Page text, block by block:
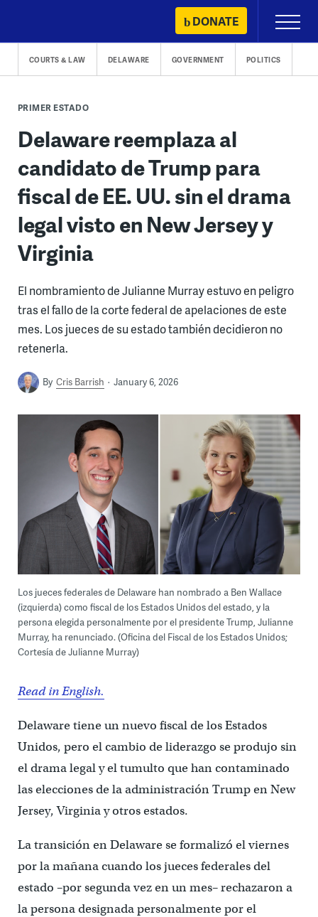
content
DONATE
Primary
Menu
COURTS & LAW DELAWARE GOVERNMENT POLITICS
PRIMER ESTADO
Delaware reemplaza al
candidato de Trump para
fiscal de EE. UU. sin el drama
legal visto en New Jersey y
Virginia
El nombramiento de Julianne Murray estuvo en peligro
tras el fallo de la corte federal de apelaciones de este
mes. Los jueces de su estado también decidieron no
retenerla.
By Cris Barrish January 6, 2026
Los jueces federales de Delaware han nombrado a Ben Wallace
(izquierda) como fiscal de los Estados Unidos del estado, y la
persona elegida personalmente por el presidente Trump, Julianne
Murray, ha renunciado. (Oficina del Fiscal de los Estados Unidos;
Cortesía de Julianne Murray)
Read in English.
Delaware tiene un nuevo fiscal de los Estados
Unidos, pero el cambio de liderazgo se produjo sin
el drama legal y el tumulto que han contaminado
las elecciones de la administración Trump en New
Jersey, Virginia y otros estados.
La transición en Delaware se formalizó el viernes
por la mañana cuando los jueces federales del
estado –por segunda vez en un mes– rechazaron a
la persona designada personalmente por el